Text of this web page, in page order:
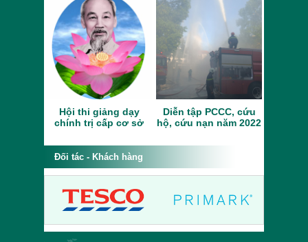
Hội thi giảng dạy
chính trị cấp cơ sở
Diễn tập PCCC, cứu
hộ, cứu nạn năm 2022
Đối tác - Khách hàng